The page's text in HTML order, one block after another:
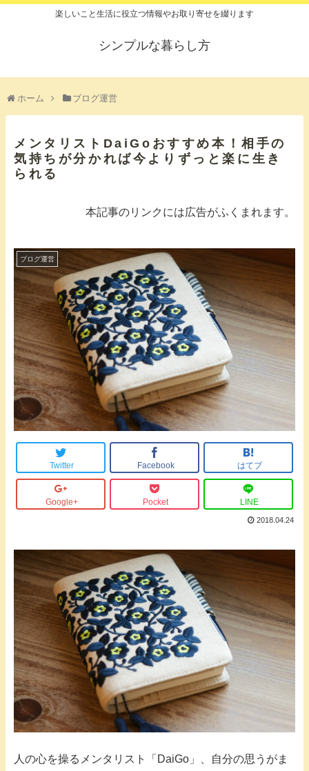
楽しいこと生活に役立つ情報やお取り寄せを綴ります
シンプルな暮らし方
ホーム ブログ運営
メンタリストDaiGoおすすめ本！相手の
気持ちが分かれば今よりずっと楽に生き
られる
本記事のリンクには広告がふくまれます。
ブログ運営
Twitter Facebook はてブ
Google+ Pocket LINE
2018.04.24
人の心を操るメンタリスト「DaiGo」、自分の思うがま